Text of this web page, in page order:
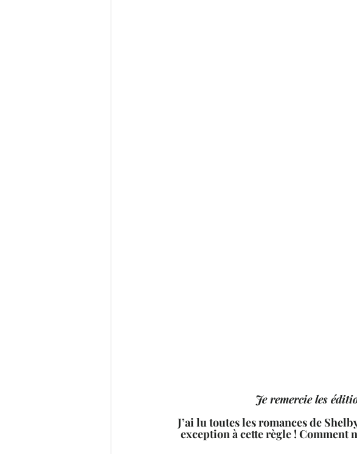
Je remercie les
J’ai lu toutes les romances de
exception à cette règle ! Comment